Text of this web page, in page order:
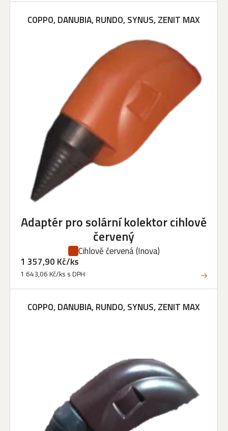
COPPO, DANUBIA, RUNDO, SYNUS, ZENIT MAX
Adaptér pro solární kolektor cihlově
červený
Cihlově červená(Inova)
1 357,90 Kč/ks
1 643,06 Kč/ks s DPH
COPPO, DANUBIA, RUNDO, SYNUS, ZENIT MAX